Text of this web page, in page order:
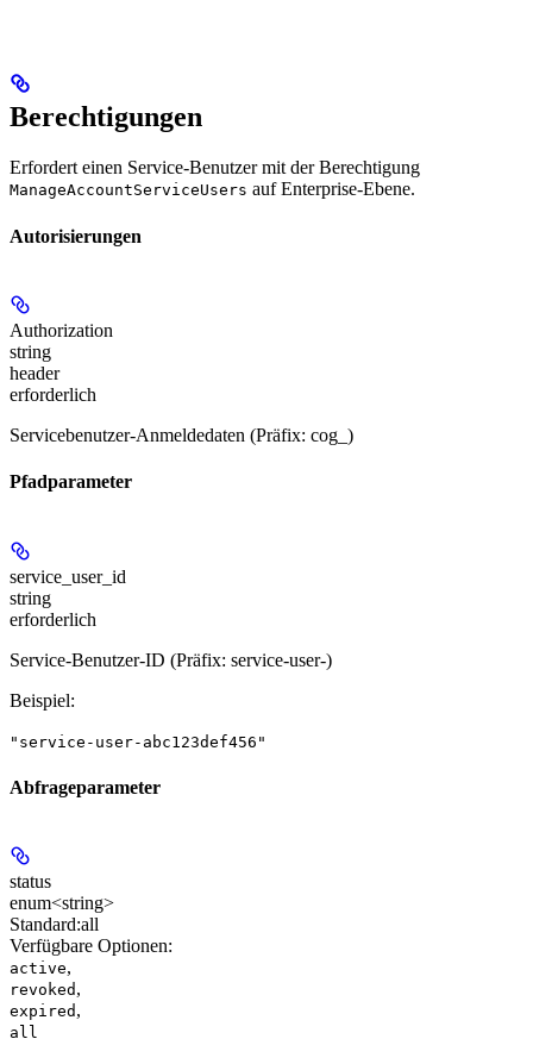
Berechtigungen
Erfordert einen Service-Benutzer mit der Berechtigung
ManageAccountServiceUsers auf Enterprise-Ebene.
Autorisierungen
Authorization
string
header
erforderlich
Servicebenutzer-Anmeldedaten (Präfix: cog_)
Pfadparameter
service_user_id
string
erforderlich
Service-Benutzer-ID (Präfix: service-user-)
Beispiel:
"service-user-abc123def456"
Abfrageparameter
status
enum<string>
Standard:all
Verfügbare Optionen:
active,
revoked ,
expired ,
all